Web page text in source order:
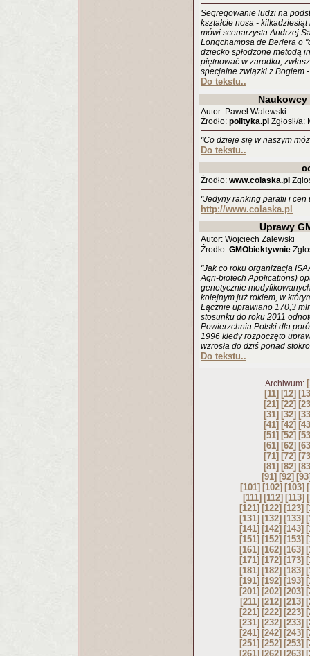
Segregowanie ludzi na
kształcie nosa -
mówi scenarzysta Andrzej
Longchampsa de Beriera o
dziecko spłodzone metodą
piętnować w zarodku,
specjalne związki z Bogiem
Do tekstu..
Autor: Paweł Walewski
Źrodło: polityka.pl Zgłosił/a:
"Co dzieje się w naszym
Do tekstu..
Źrodło: www.colaska.pl
"Jedyny ranking parafii i cen
http://www.colaska.pl
Uprawy
Autor: Wojciech Zalewski
Źrodło: GMObiektywnie
"Jak co roku organizacja
Agri-biotech Applications)
genetycznie
kolejnym już rokiem, w
Łącznie uprawiano 170,3
stosunku do roku 2011
Powierzchnia Polski dla
1996 kiedy rozpoczęto
wzrosła do dziś ponad
Do tekstu..
Archiwum:
[11] [12]
[21] [22]
[31] [32]
[41] [42]
[51] [52]
[61] [62]
[71] [72]
[81] [82]
[91] [92]
[101] [102] [103]
[111] [112] [113]
[121] [122] [123]
[131] [132] [133]
[141] [142] [143]
[151] [152] [153]
[161] [162] [163]
[171] [172] [173]
[181] [182] [183]
[191] [192] [193]
[201] [202] [203]
[211] [212] [213]
[221] [222] [223]
[231] [232] [233]
[241] [242] [243]
[251] [252] [253]
[261] [262] [263]